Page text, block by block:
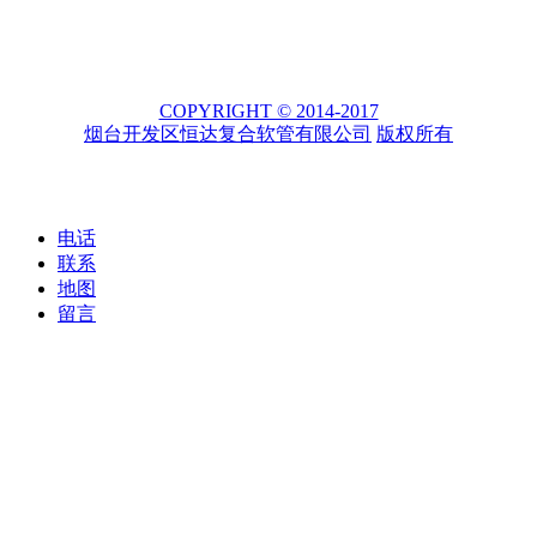
COPYRIGHT © 2014-2017
烟台开发区恒达复合软管有限公司 版权所有
电话
联系
地图
留言